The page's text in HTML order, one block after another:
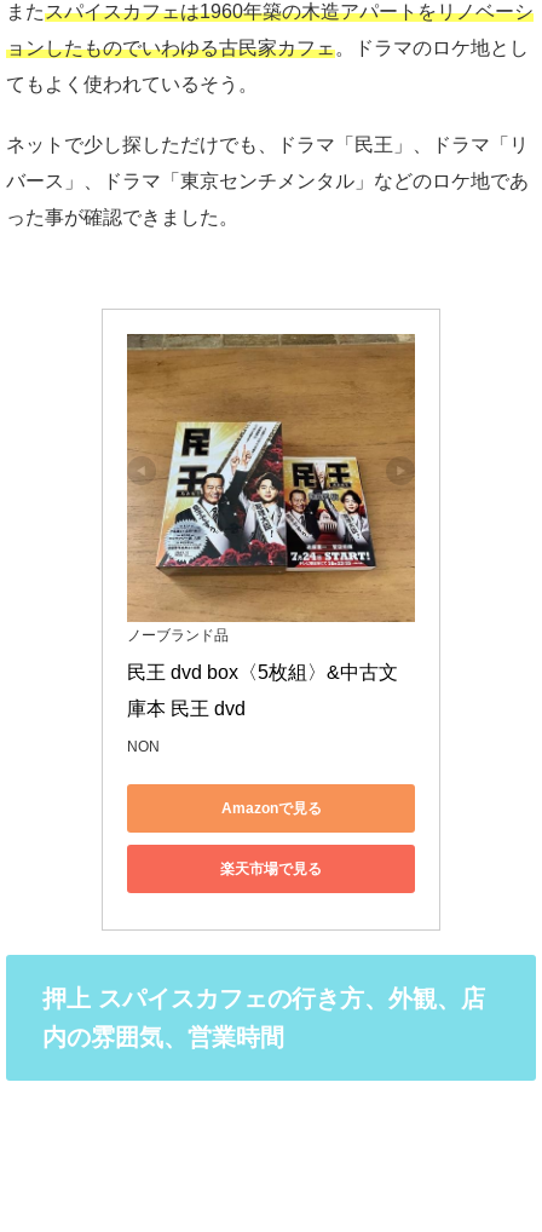
またスパイスカフェは1960年築の木造アパートをリノベーシ
ョンしたものでいわゆる古民家カフェ。ドラマのロケ地とし
てもよく使われているそう。
ネットで少し探しただけでも、ドラマ「民王」、ドラマ「リ
バース」、ドラマ「東京センチメンタル」などのロケ地であ
った事が確認できました。
ノーブランド品
民王 dvd box〈5枚組〉&中古文
庫本 民王 dvd
NON
Amazonで見る
楽天市場で見る
押上 スパイスカフェの行き方、外観、店
内の雰囲気、営業時間